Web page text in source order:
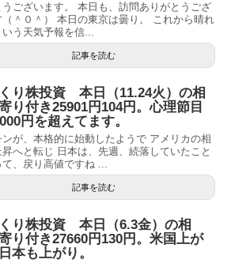
うございます。 本日も、訪問ありがとうござ
（＾０＾） 本日の東京は曇り。 これから晴れ
いう天気予報を信...
記事を読む
り株投資 本日（11.24火）の相
り付き25901円104円。心理節目
円を超えてます。
ンが、本格的に始動したようで アメリカの相
へと転じ 日本は、先週、続落していたこと
て、戻り高値ですね ...
記事を読む
り株投資 本日（6.3金）の相
り付き27660円130円。米国上が
本も上がり。